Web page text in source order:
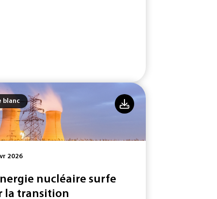
blanc
2026
nucléaire surfe
la transition